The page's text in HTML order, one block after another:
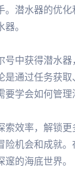
潜水器的优
。
中获得潜水
通过任务获
学会如何管
效率，解锁
机会和成就
的海底世界。